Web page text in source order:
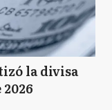
la divisa